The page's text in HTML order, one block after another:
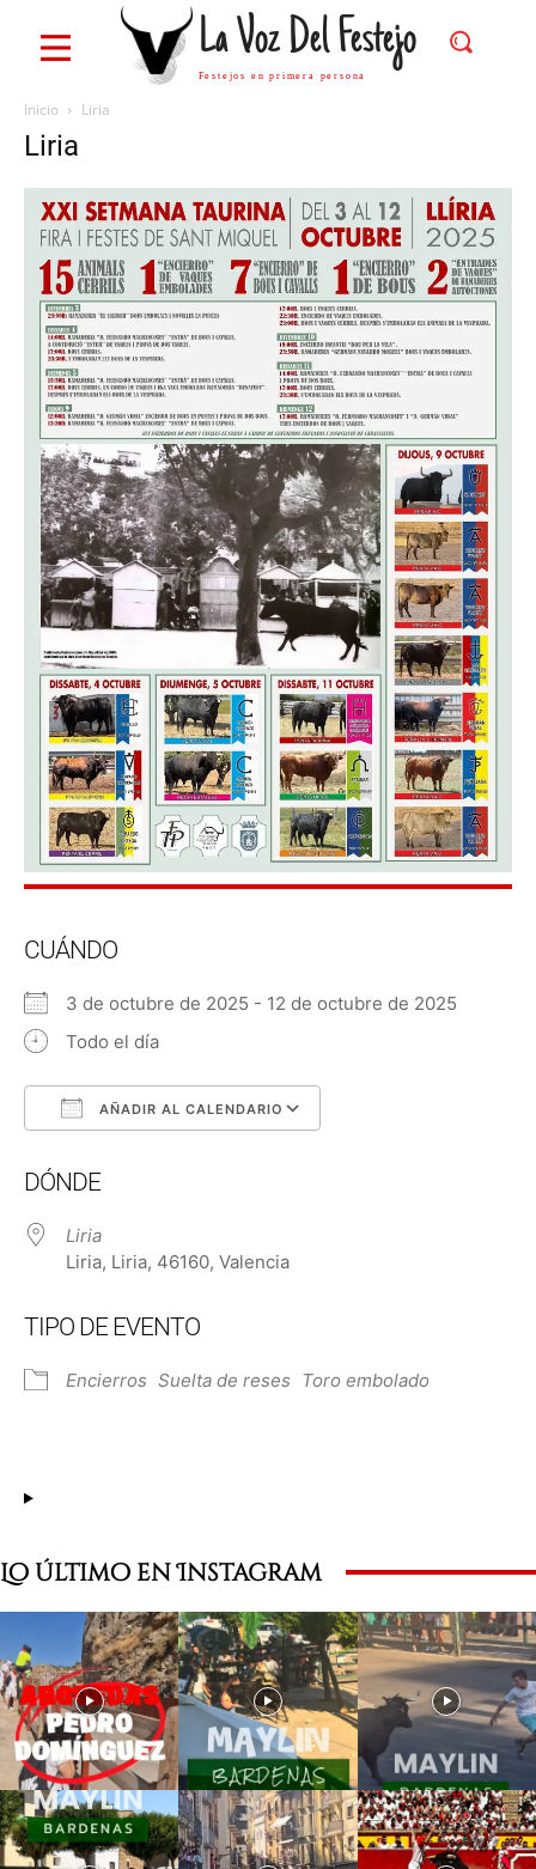
La Voz Del Festejo
Festejos en primera persona
Inicio Liria
Liria
CUÁNDO
3 de octubre de 2025 - 12 de octubre de 2025
Todo el día
AÑADIR AL CALENDARIO
DÓNDE
Liria
Liria, Liria, 46160, Valencia
TIPO DE EVENTO
Encierros Suelta de reses Toro embolado
Lo último en Instagram